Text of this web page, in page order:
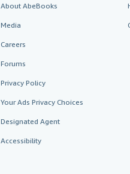
About AbeBooks
Media
Careers
Forums
Privacy Policy
Your Ads Privacy Choices
Designated Agent
Accessibility